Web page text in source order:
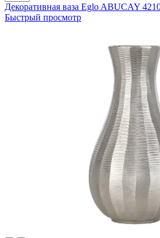
Декоративная ваза Eglo ABUCAY
Быстрый просмотр